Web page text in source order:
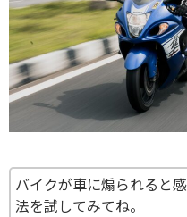
バイクが車に煽られると
法を試してみてね。